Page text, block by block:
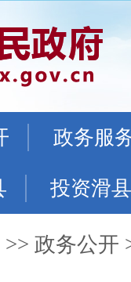
政务服
投资滑县
>> 政务公开